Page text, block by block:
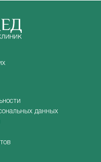
данных